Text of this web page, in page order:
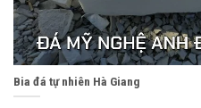
Bia đá tự nhiên Hà Giang